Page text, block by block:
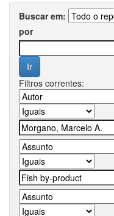
Buscar em:
por
Filtros correntes: